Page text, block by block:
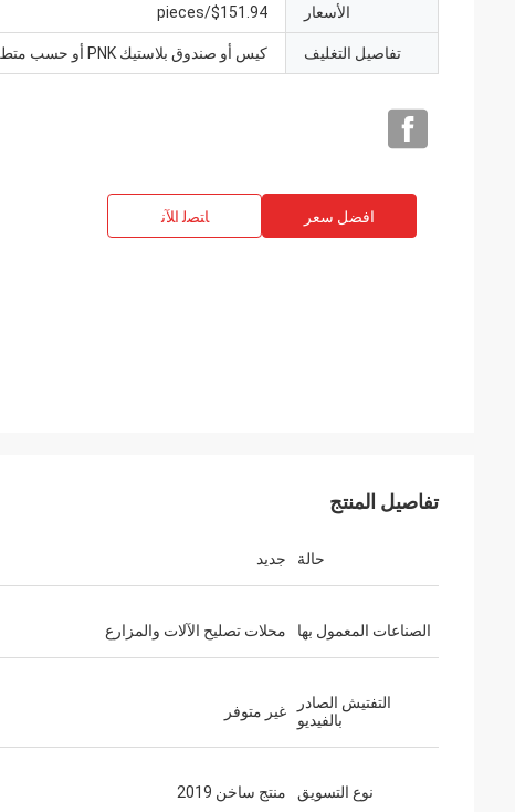
الأسعار $151.94/pieces
تفاصيل التغليف كيس أو صندوق بلاستيك PNK أو حسب متطلباتك.
افضل سعر ﺎﺘﺼﻟ ﺍﻶﻧ
تفاصيل المنتج
حالة جديد
الصناعات المعمول بها محلات تصليح الآلات والمزارع
التفتيش الصادر
بالفيديو
غير متوفر
نوع التسويق منتج ساخن 2019